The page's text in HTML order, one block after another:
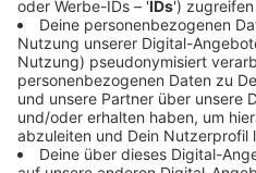
verpflichtend in die
Anzeige
Eine Frage von Hörerin
beispielsweise, weshalb